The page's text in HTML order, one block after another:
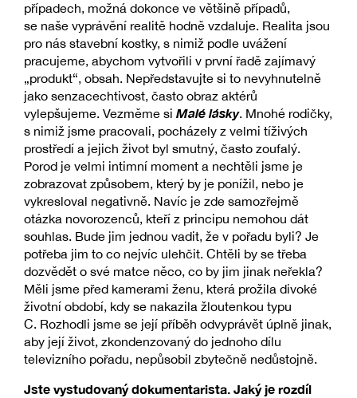
případech, možná dokonce ve většině případů,
se naše vyprávění realitě hodně vzdaluje. Realita jsou
pro nás stavební kostky, s nimiž podle uvážení
pracujeme, abychom vytvořili v první řadě zajímavý
„produkt“, obsah. Nepředstavujte si to nevyhnutelně
jako senzacechtivost, často obraz aktérů
vylepšujeme. Vezměme si Malé lásky. Mnohé rodičky,
s nimiž jsme pracovali, pocházely z velmi tíživých
prostředí a jejich život byl smutný, často zoufalý.
Porod je velmi intimní moment a nechtěli jsme je
zobrazovat způsobem, který by je ponížil, nebo je
vykresloval negativně. Navíc je zde samozřejmě
otázka novorozenců, kteří z principu nemohou dát
souhlas. Bude jim jednou vadit, že v pořadu byli? Je
potřeba jim to co nejvíc ulehčit. Chtěli by se třeba
dozvědět o své matce něco, co by jim jinak neřekla?
Měli jsme před kamerami ženu, která prožila divoké
životní období, kdy se nakazila žloutenkou typu
C. Rozhodli jsme se její příběh odvyprávět úplně jinak,
aby její život, zkondenzovaný do jednoho dílu
televizního pořadu, nepůsobil zbytečně nedůstojně.
Jste vystudovaný dokumentarista. Jaký je rozdíl